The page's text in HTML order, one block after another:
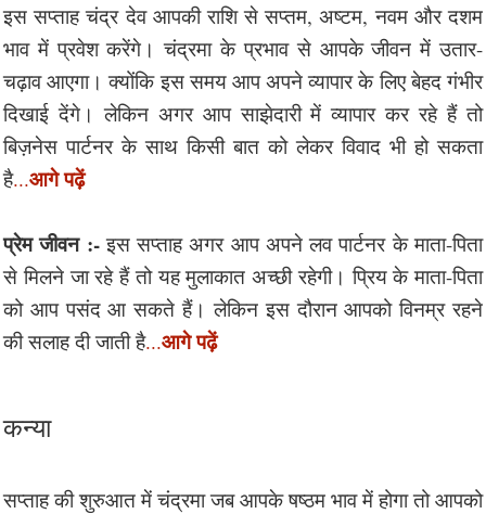
इस सप्ताह चंद्र देव आपकी राशि से सप्तम, अष्टम, नवम और दशम
भाव में प्रवेश करेंगे। चंद्रमा के प्रभाव से आपके जीवन में उतार-
चढ़ाव आएगा। क्योंकि इस समय आप अपने व्यापार के लिए बेहद गंभीर
दिखाई देंगे। लेकिन अगर आप साझेदारी में व्यापार कर रहे हैं तो
बिज़नेस पार्टनर के साथ किसी बात को लेकर विवाद भी हो सकता
है...आगे पढ़ें
प्रेम जीवन :-इस सप्ताह अगर आप अपने लव पार्टनर के माता-पिता
से मिलने जा रहे हैं तो यह मुलाकात अच्छी रहेगी। प्रिय के माता-पिता
को आप पसंद आ सकते हैं। लेकिन इस दौरान आपको विनम्र रहने
की सलाह दी जाती है...आगे पढ़ें
कन्या
सप्ताह की शुरुआत में चंद्रमा जब आपके षष्ठम भाव में होगा तो आपको